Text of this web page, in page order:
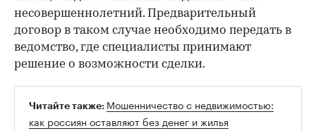
несовершеннолетний. Предварительный
договор в таком случае необходимо передать в
ведомство, где специалисты принимают
решение о возможности сделки.
Читайте также: Мошенничество с недвижимостью:
как россиян оставляют без денег и жилья